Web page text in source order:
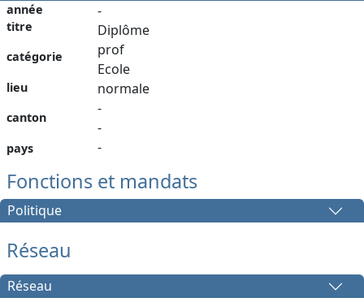
année
titre
catégorie
lieu
canton
pays
-
Diplôme
prof
Ecole
normale
-
-
-
Fonctions et mandats
Politique
Réseau
Réseau